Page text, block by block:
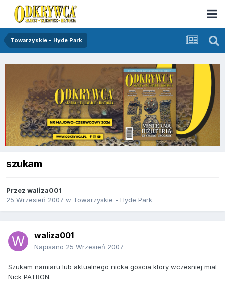
Towarzyskie - Hyde Park
szukam
Przez waliza001
25 Wrzesień 2007 w Towarzyskie - Hyde Park
waliza001
Napisano 25 Wrzesień 2007
Szukam namiaru lub aktualnego nicka goscia ktory wczesniej mial
Nick PATRON.